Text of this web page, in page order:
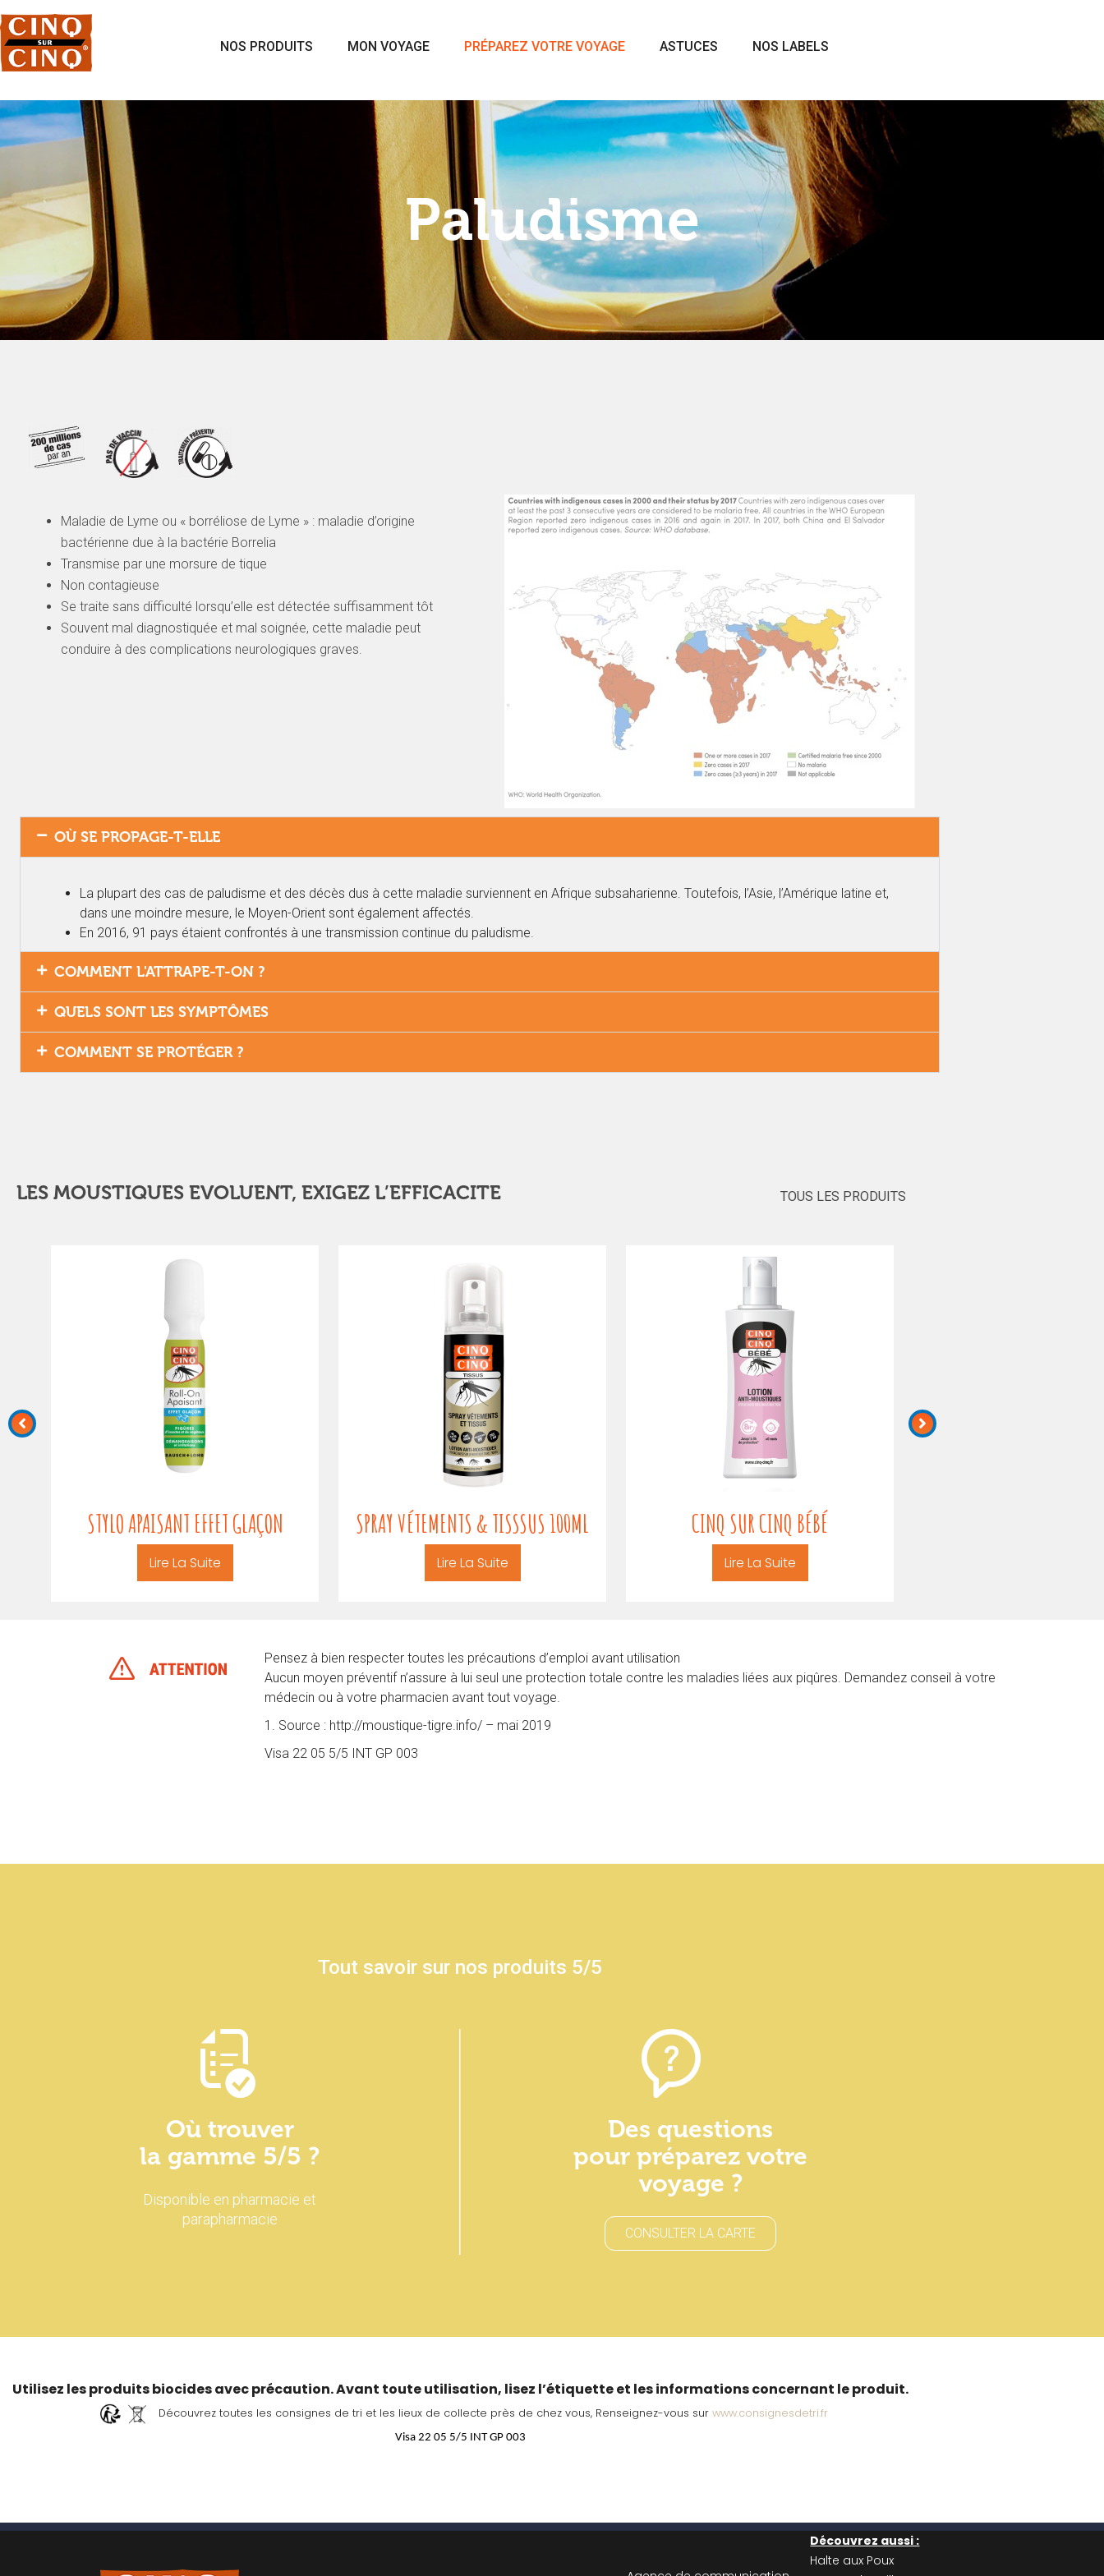
NOS PRODUITS MON VOYAGE PRÉPAREZ VOTRE VOYAGE ASTUCES NOS LABELS
Paludisme
Maladie de Lyme ou « borréliose de Lyme » : maladie d’origine
bactérienne due à la bactérie Borrelia
Transmise par une morsure de tique
Non contagieuse
Se traite sans difficulté lorsqu’elle est détectée suffisamment tôt
Souvent mal diagnostiquée et mal soignée, cette maladie peut
conduire à des complications neurologiques graves.
OÙ SE PROPAGE-T-ELLE
La plupart des cas de paludisme et des décès dus à cette maladie surviennent en Afrique subsaharienne. Toutefois, l’Asie, l’Amérique latine et,
dans une moindre mesure, le Moyen-Orient sont également affectés.
En 2016, 91 pays étaient confrontés à une transmission continue du paludisme.
COMMENT L'ATTRAPE-T-ON ?
QUELS SONT LES SYMPTÔMES
COMMENT SE PROTÉGER ?
LES MOUSTIQUES EVOLUENT, EXIGEZ L’EFFICACITE TOUS LES PRODUITS
STYLO APAISANT EFFET GLAÇON
Lire La Suite
SPRAY VÉTEMENTS & TISSSUS 100ML
Lire La Suite
CINQ SUR CINQ BÉBÉ
Lire La Suite
Pensez à bien respecter toutes les précautions d’emploi avant utilisation
Aucun moyen préventif n’assure à lui seul une protection totale contre les maladies liées aux piqûres. Demandez conseil à votre
médecin ou à votre pharmacien avant tout voyage.
1. Source : http://moustique-tigre.info/ – mai 2019
Visa 22 05 5/5 INT GP 003
Tout savoir sur nos produits 5/5
Où trouver
la gamme 5/5 ?
Disponible en pharmacie et
parapharmacie
Des questions
pour préparez votre
voyage ?
CONSULTER LA CARTE
Utilisez les produits biocides avec précaution. Avant toute utilisation, lisez l’étiquette et les informations concernant le produit.
Découvrez toutes les consignes de tri et les lieux de collecte près de chez vous, Renseignez-vous sur www.consignesdetri.fr
Visa 22 05 5/5 INT GP 003
Découvrez aussi :
Halte aux Poux